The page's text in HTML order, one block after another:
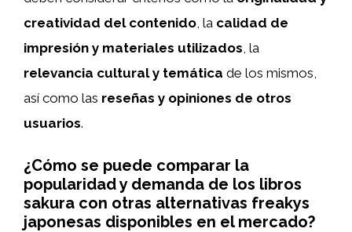
creatividad del contenido, la calidad de
impresión y materiales utilizados, la
relevancia cultural y temática de los mismos,
así como las reseñas y opiniones de otros
usuarios.
¿Cómo se puede comparar la
popularidad y demanda de los libros
sakura con otras alternativas freakys
japonesas disponibles en el mercado?